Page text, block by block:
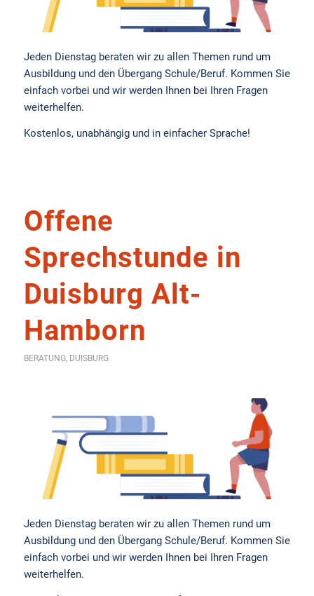
Jeden Dienstag beraten wir zu allen Themen rund um
Ausbildung und den Übergang Schule/Beruf. Kommen Sie
einfach vorbei und wir werden Ihnen bei Ihren Fragen
weiterhelfen.
Kostenlos, unabhängig und in einfacher Sprache!
Offene
Sprechstunde in
Duisburg Alt-
Hamborn
BERATUNG, DUISBURG
Jeden Dienstag beraten wir zu allen Themen rund um
Ausbildung und den Übergang Schule/Beruf. Kommen Sie
einfach vorbei und wir werden Ihnen bei Ihren Fragen
weiterhelfen.